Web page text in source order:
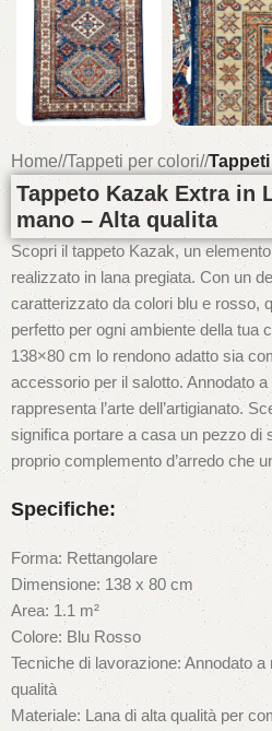
Home/ Tappeti per colori/
Tappeto Kazak Extra in
mano – Alta qualita
Scopri il tappeto Kazak, un
realizzato in lana pregiata. Con un
caratterizzato da colori blu e rosso,
perfetto per ogni ambiente della tua
138×80 cm lo rendono adatto sia
accessorio per il salotto. Annodato
rappresenta l’arte dell’artigianato.
significa portare a casa un pezzo di
proprio complemento d’arredo che
Specifiche:
Forma: Rettangolare
Dimensione: 138 x 80 cm
Area: 1.1 m²
Colore: Blu Rosso
Tecniche di lavorazione: Annodato
qualità
Materiale: Lana di alta qualità per